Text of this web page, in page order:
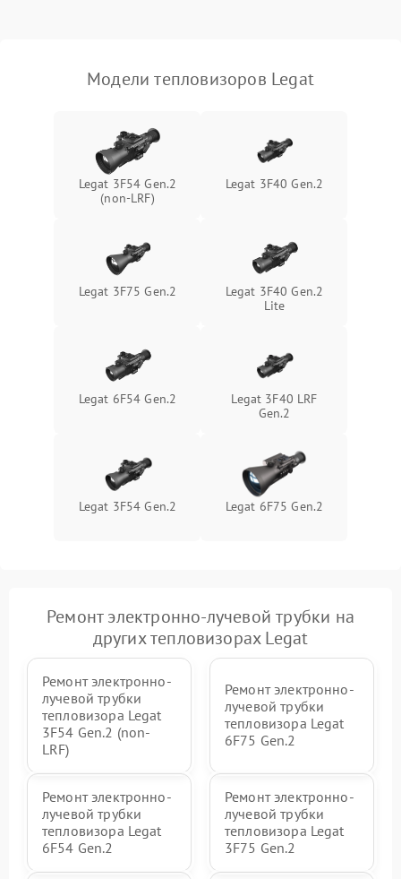
Модели тепловизоров Legat
Legat 3F54 Gen.2
(non-LRF)
Legat 3F40 Gen.2
Legat 3F75 Gen.2
Legat 3F40 Gen.2
Lite
Legat 6F54 Gen.2
Legat 3F40 LRF
Gen.2
Legat 3F54 Gen.2 Legat 6F75 Gen.2
Ремонт электронно-лучевой трубки на
других тепловизорах Legat
Ремонт электронно-
лучевой трубки
тепловизора Legat
3F54 Gen.2 (non-
LRF)
Ремонт электронно-
лучевой трубки
тепловизора Legat
6F75 Gen.2
Ремонт электронно-
лучевой трубки
тепловизора Legat
6F54 Gen.2
Ремонт электронно-
лучевой трубки
тепловизора Legat
3F75 Gen.2